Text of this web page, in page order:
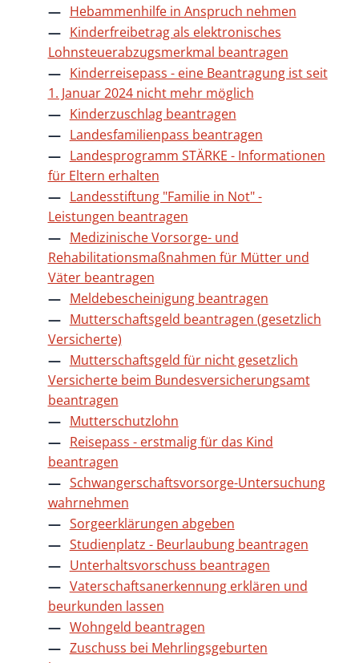
Hebammenhilfe in Anspruch nehmen
Kinderfreibetrag als elektronisches
Lohnsteuerabzugsmerkmal beantragen
Kinderreisepass - eine Beantragung ist seit
1. Januar 2024 nicht mehr möglich
Kinderzuschlag beantragen
Landesfamilienpass beantragen
Landesprogramm STÄRKE - Informationen
für Eltern erhalten
Landesstiftung "Familie in Not" -
Leistungen beantragen
Medizinische Vorsorge- und
Rehabilitationsmaßnahmen für Mütter und
Väter beantragen
Meldebescheinigung beantragen
Mutterschaftsgeld beantragen (gesetzlich
Versicherte)
Mutterschaftsgeld für nicht gesetzlich
Versicherte beim Bundesversicherungsamt
beantragen
Mutterschutzlohn
Reisepass - erstmalig für das Kind
beantragen
Schwangerschaftsvorsorge-Untersuchung
wahrnehmen
Sorgeerklärungen abgeben
Studienplatz - Beurlaubung beantragen
Unterhaltsvorschuss beantragen
Vaterschaftsanerkennung erklären und
beurkunden lassen
Wohngeld beantragen
Zuschuss bei Mehrlingsgeburten